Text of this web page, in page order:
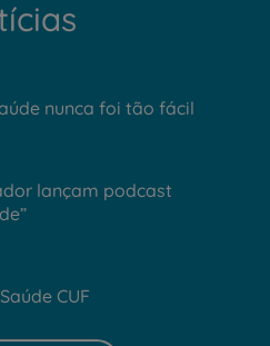
nunca foi tão fácil
lançam podcast
CUF